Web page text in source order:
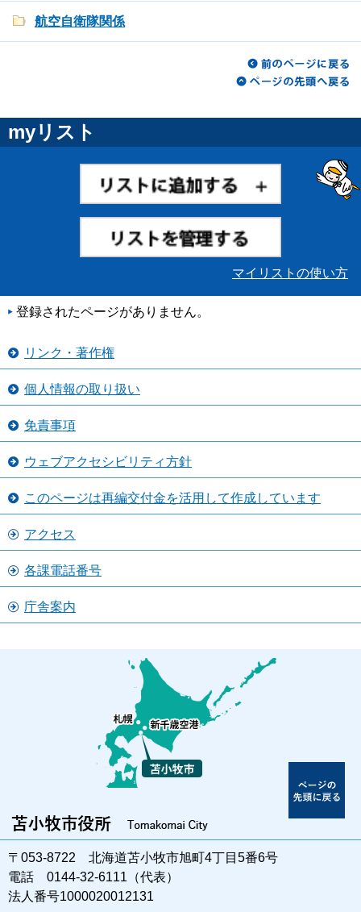
航空自衛隊関係
myリスト
マイリストの使い方
登録されたページがありません。
リンク・著作権
個人情報の取り扱い
免責事項
ウェブアクセシビリティ方針
このページは再編交付金を活用して作成しています
アクセス
各課電話番号
庁舎案内
〒053-8722 北海道苫小牧市旭町4丁目5番6号
電話 0144-32-6111（代表）
法人番号1000020012131